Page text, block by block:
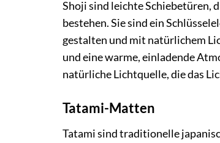
Shoji sind leichte Schiebetüren,
bestehen. Sie sind ein
gestalten und mit natürlichem
und eine warme, einladende
natürliche Lichtquelle, die das
Tatami-Matten
Tatami sind traditionelle